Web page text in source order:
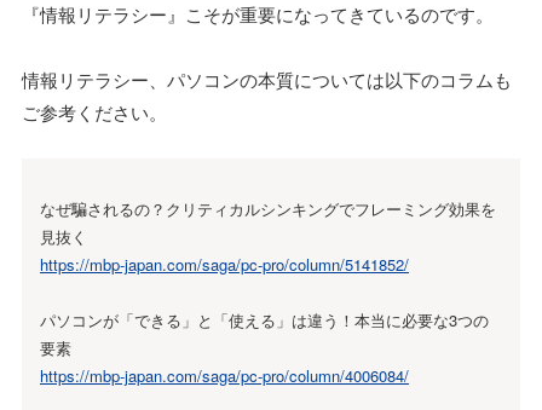
『情報リテラシー』こそが重要になってきているのです。
情報リテラシー、パソコンの本質については以下のコラムも
ご参考ください。
なぜ騙されるの？クリティカルシンキングでフレーミング効果を
見抜く
https://mbp-japan.com/saga/pc-pro/column/5141852/
パソコンが「できる」と「使える」は違う！本当に必要な3つの
要素
https://mbp-japan.com/saga/pc-pro/column/4006084/